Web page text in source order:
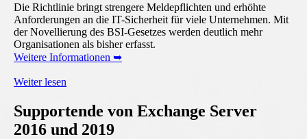
Die Richtlinie bringt strengere Meldepflichten und erhöhte
Anforderungen an die IT-Sicherheit für viele Unternehmen. Mit
der Novellierung des BSI-Gesetzes werden deutlich mehr
Organisationen als bisher erfasst.
Weitere Informationen ➥
Weiter lesen
Supportende von Exchange Server
2016 und 2019